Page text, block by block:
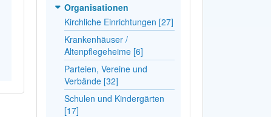
Organisationen
Kirchliche Einrichtungen [27]
Krankenhäuser /
Altenpflegeheime [6]
Parteien, Vereine und
Verbände [32]
Schulen und Kindergärten
[17]